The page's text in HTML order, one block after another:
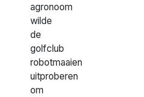
agronoom
wilde
de
golfclub
robotmaaien
uitproberen
om